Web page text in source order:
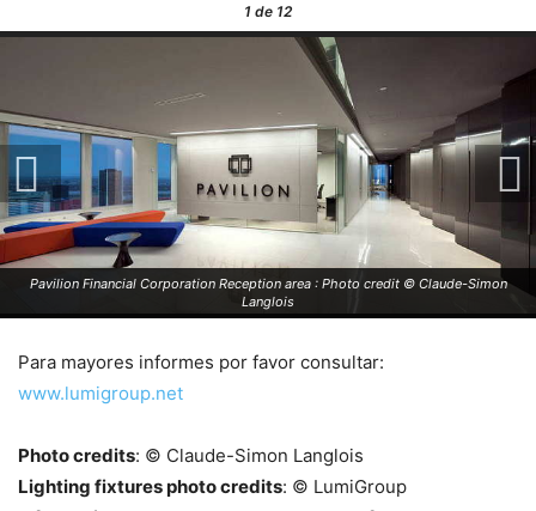
1 de 12
Pavilion Financial Corporation Reception area : Photo credit © Claude-Simon
Langlois
Para mayores informes por favor consultar:
www.lumigroup.net
Photo credits: © Claude-Simon Langlois
Lighting fixtures photo credits: © LumiGroup